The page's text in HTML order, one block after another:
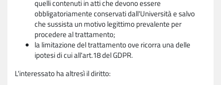
quelli contenuti in atti che devono essere
obbligatoriamente conservati dall'Università e salvo
che sussista un motivo legittimo prevalente per
procedere al trattamento;
la limitazione del trattamento ove ricorra una delle
ipotesi di cui all'art.18 del GDPR.
L'interessato ha altresì il diritto: